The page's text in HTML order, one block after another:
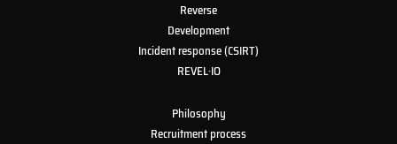
Reverse
Development
Incident response (CSIRT)
REVEL·IO
Philosophy
Recruitment process